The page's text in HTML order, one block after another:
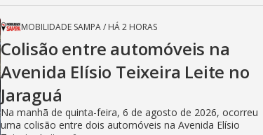
MOBILIDADE SAMPA/ HÁ 2 HORAS
Colisão entre automóveis na
Avenida Elísio Teixeira Leite no
Jaraguá
Na manhã de quinta-feira, 6 de agosto de 2026, ocorreu
uma colisão entre dois automóveis na Avenida Elísio